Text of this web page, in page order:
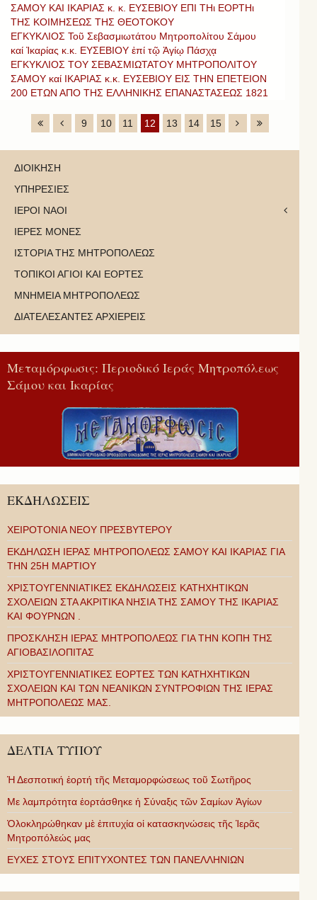
ΣΑΜΟΥ ΚΑΙ ΙΚΑΡΙΑΣ κ. κ. ΕΥΣΕΒΙΟΥ ΕΠΙ ΤΗι ΕΟΡΤΗι
ΤΗΣ ΚΟΙΜΗΣΕΩΣ ΤΗΣ ΘΕΟΤΟΚΟΥ
ΕΓΚΥΚΛΙΟΣ Τοῦ Σεβασμιωτάτου Μητροπολίτου Σάμου
καί Ἰκαρίας κ.κ. ΕΥΣΕΒΙΟΥ ἐπί τῷ Ἁγίῳ Πάσχᾳ
ΕΓΚΥΚΛΙΟΣ ΤΟΥ ΣΕΒΑΣΜΙΩΤΑΤΟΥ ΜΗΤΡΟΠΟΛΙΤΟΥ
ΣΑΜΟΥ καί ΙΚΑΡΙΑΣ κ.κ. ΕΥΣΕΒΙΟΥ ΕΙΣ ΤΗΝ ΕΠΕΤΕΙΟΝ
200 ΕΤΩΝ ΑΠΟ ΤΗΣ ΕΛΛΗΝΙΚΗΣ ΕΠΑΝΑΣΤΑΣΕΩΣ 1821
9 10 11 12 13 14 15
ΔΙΟΙΚΗΣΗ
ΥΠΗΡΕΣΙΕΣ
ΙΕΡΟΙ ΝΑΟΙ
ΙΕΡΕΣ ΜΟΝΕΣ
ΙΣΤΟΡΙΑ ΤΗΣ ΜΗΤΡΟΠΟΛΕΩΣ
ΤΟΠΙΚΟΙ ΑΓΙΟΙ ΚΑΙ ΕΟΡΤΕΣ
ΜΝΗΜΕΙΑ ΜΗΤΡΟΠΟΛΕΩΣ
ΔΙΑΤΕΛΕΣΑΝΤΕΣ ΑΡΧΙΕΡΕΙΣ
Μεταμόρφωσις: Περιοδικό Ιεράς Μητροπόλεως
Σάμου και Ικαρίας
ΕΚΔΗΛΩΣΕΙΣ
ΧΕΙΡΟΤΟΝΙΑ ΝΕΟΥ ΠΡΕΣΒΥΤΕΡΟΥ
ΕΚΔΗΛΩΣΗ ΙΕΡΑΣ ΜΗΤΡΟΠΟΛΕΩΣ ΣΑΜΟΥ ΚΑΙ ΙΚΑΡΙΑΣ ΓΙΑ
ΤΗΝ 25Η ΜΑΡΤΙΟΥ
ΧΡΙΣΤΟΥΓΕΝΝΙΑΤΙΚΕΣ ΕΚΔΗΛΩΣΕΙΣ ΚΑΤΗΧΗΤΙΚΩΝ
ΣΧΟΛΕΙΩΝ ΣΤΑ ΑΚΡΙΤΙΚΑ ΝΗΣΙΑ ΤΗΣ ΣΑΜΟΥ ΤΗΣ ΙΚΑΡΙΑΣ
ΚΑΙ ΦΟΥΡΝΩΝ .
ΠΡΟΣΚΛΗΣΗ ΙΕΡΑΣ ΜΗΤΡΟΠΟΛΕΩΣ ΓΙΑ ΤΗΝ ΚΟΠΗ ΤΗΣ
ΑΓΙΟΒΑΣΙΛΟΠΙΤΑΣ
ΧΡΙΣΤΟΥΓΕΝΝΙΑΤΙΚΕΣ ΕΟΡΤΕΣ ΤΩΝ ΚΑΤΗΧΗΤΙΚΩΝ
ΣΧΟΛΕΙΩΝ ΚΑΙ ΤΩΝ ΝΕΑΝΙΚΩΝ ΣΥΝΤΡΟΦΙΩΝ ΤΗΣ ΙΕΡΑΣ
ΜΗΤΡΟΠΟΛΕΩΣ ΜΑΣ.
ΔΕΛΤΙΑ ΤΥΠΟΥ
Ἡ Δεσποτική ἑορτή τῆς Μεταμορφώσεως τοῦ Σωτῆρος
Με λαμπρότητα ἑορτάσθηκε ἡ Σύναξις τῶν Σαμίων Ἁγίων
Ὁλοκληρώθηκαν μὲ ἐπιτυχία οἱ κατασκηνώσεις τῆς Ἱερᾶς
Μητροπόλεώς μας
ΕΥΧΕΣ ΣΤΟΥΣ ΕΠΙΤΥΧΟΝΤΕΣ ΤΩΝ ΠΑΝΕΛΛΗΝΙΩΝ